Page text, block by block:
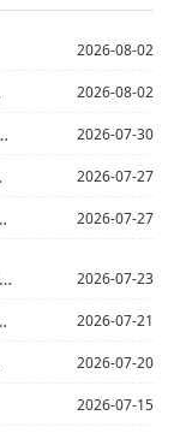
2026-08-02
2026-08-02
2026-07-30
2026-07-27
2026-07-27
2026-07-23
2026-07-21
2026-07-20
2026-07-15